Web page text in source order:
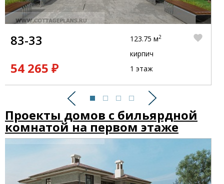
Предыдущий Следующий
83-33
54 265 ₽
123.75 м2
кирпич
1 этаж
Проекты домов с бильярдной
комнатой на первом этаже